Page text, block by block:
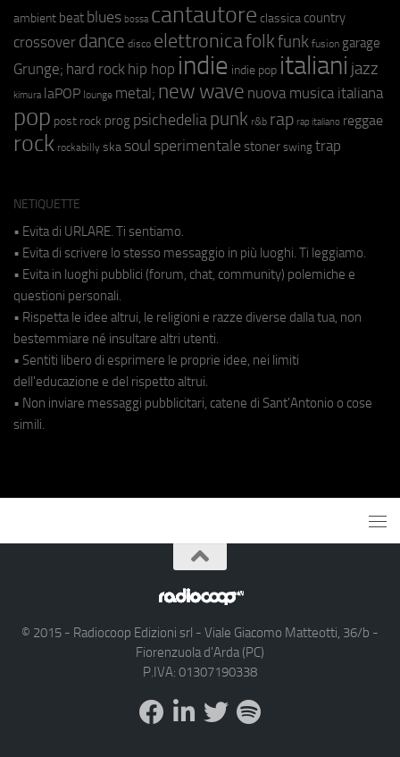
ambient beat blues bossa cantautore classica country
crossover dance disco elettronicafolkfunk fusion garage
Grunge; hard rock hip hop indie indie pop italiani jazz
kimura laPOP lounge metal; new wave nuova musica italiana
pop post rock prog psichedeliapunk r&b rap rap italiano reggae
rock rockabilly ska soul sperimentale stoner swing trap
NETIQUETTE
• Evita di URLARE. Ti sentiamo.
• Evita di scrivere lo stesso messaggio in più luoghi. Ti leggiamo.
• Evita in luoghi pubblici (forum, chat, community) polemiche e
questioni personali.
• Rispetta le idee altrui, le religioni e razze diverse dalla tua, non
bestemmiare né insultare altri utenti.
• Sentiti libero di esprimere le proprie idee, nei limiti
dell'educazione e del rispetto altrui.
• Non inviare messaggi pubblicitari, catene di Sant'Antonio o cose
simili.
© 2015 - Radiocoop Edizioni srl - Viale Giacomo Matteotti, 36/b -
Fiorenzuola d'Arda (PC)
P.IVA: 01307190338